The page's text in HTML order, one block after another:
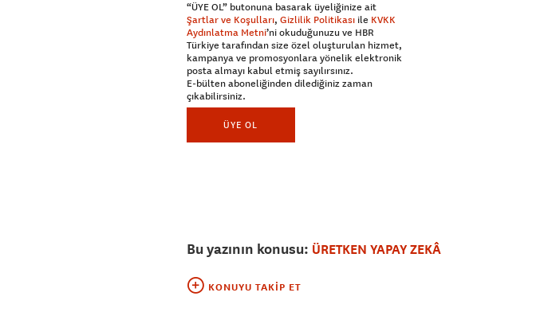
“ÜYE OL” butonuna basarak üyeliğinize ait
Şartlar ve Koşulları, Gizlilik Politikası ile KVKK
Aydınlatma Metni’ni okuduğunuzu ve HBR
Türkiye tarafından size özel oluşturulan hizmet,
kampanya ve promosyonlara yönelik elektronik
posta almayı kabul etmiş sayılırsınız.
E-bülten aboneliğinden dilediğiniz zaman
çıkabilirsiniz.
ÜYE OL
Bu yazının konusu: ÜRETKEN YAPAY ZEKÂ
KONUYU TAKIP ET